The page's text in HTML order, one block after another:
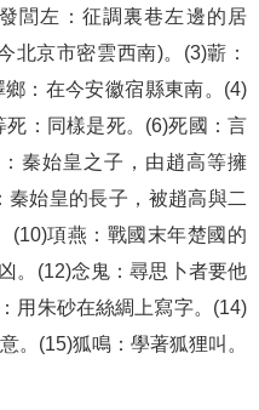
閭左：征調裏巷左邊的居
北京市密雲西南)。(3)蘄：
：在今安徽宿縣東南。(4)
：同樣是死。(6)死國：言
秦始皇之子，由趙高等擁
秦始皇的長子，被趙高與二
(10)項燕：戰國末年楚國的
。(12)念鬼：尋思卜者要他
用朱砂在絲綢上寫字。(14)
。(15)狐鳴：學著狐狸叫。